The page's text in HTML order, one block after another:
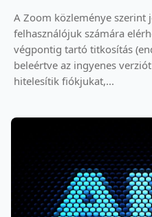
A Zoom közleménye szerint
felhasználójuk számára
végpontig tartó titkosítás
beleértve az ingyenes
hitelesítik fiókjukat,...